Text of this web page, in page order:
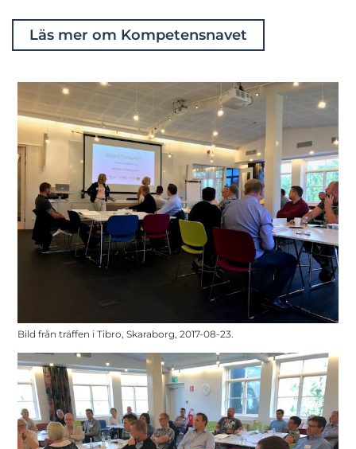
Läs mer om Kompetensnavet
Bild från träffen i Tibro, Skaraborg, 2017-08-23.